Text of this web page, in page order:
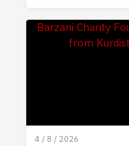
4 / 8 / 2026